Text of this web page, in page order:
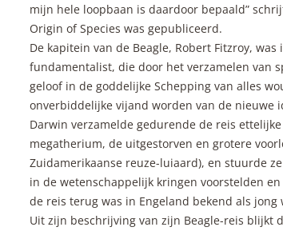
mijn hele loopbaan is daardoor bepaald”
Origin of Species was gepubliceerd.
De kapitein van de Beagle, Robert Fitzroy,
fundamentalist, die door het verzamelen van
geloof in de goddelijke Schepping van alles
onverbiddelijke vijand worden van de nieuwe
Darwin verzamelde gedurende de reis
megatherium, de uitgestorven en grotere
Zuidamerikaanse reuze-luiaard), en stuurde
in de wetenschappelijk kringen voorstelden
de reis terug was in Engeland bekend als jong
Uit zijn beschrijving van zijn Beagle-reis blijkt